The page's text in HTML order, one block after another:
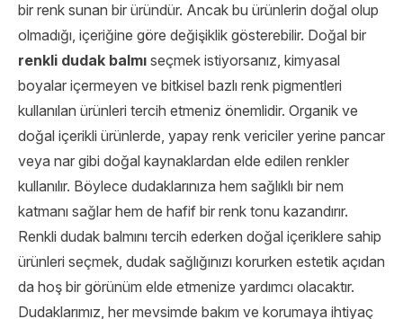
bir renk sunan bir üründür. Ancak bu ürünlerin doğal olup
olmadığı, içeriğine göre değişiklik gösterebilir. Doğal bir
renkli dudak balmı seçmek istiyorsanız, kimyasal
boyalar içermeyen ve bitkisel bazlı renk pigmentleri
kullanılan ürünleri tercih etmeniz önemlidir. Organik ve
doğal içerikli ürünlerde, yapay renk vericiler yerine pancar
veya nar gibi doğal kaynaklardan elde edilen renkler
kullanılır. Böylece dudaklarınıza hem sağlıklı bir nem
katmanı sağlar hem de hafif bir renk tonu kazandırır.
Renkli dudak balmını tercih ederken doğal içeriklere sahip
ürünleri seçmek, dudak sağlığınızı korurken estetik açıdan
da hoş bir görünüm elde etmenize yardımcı olacaktır.
Dudaklarımız, her mevsimde bakım ve korumaya ihtiyaç